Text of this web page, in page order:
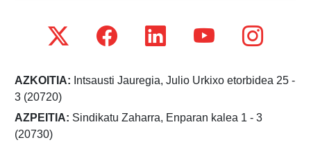
AZKOITIA: Intsausti Jauregia, Julio Urkixo etorbidea 25 -
3 (20720)
AZPEITIA: Sindikatu Zaharra, Enparan kalea 1 - 3
(20730)